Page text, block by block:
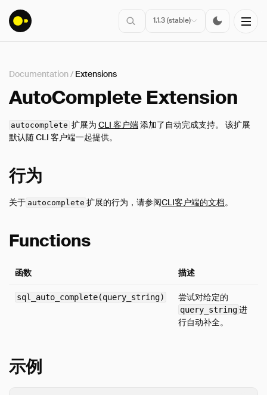
1.1.3 (stable)
安装
连接
客户端API
SQL
配置
概述
使用扩展
Documentation/ Extensions
AutoComplete Extension
autocomplete 扩展为 CLI 客户端添加了自动完成支持。 该扩展
默认随 CLI 客户端一起提供。
行为
关于 autocomplete 扩展的行为，请参阅CLI客户端的文档。
Functions
函数 描述
sql_auto_complete(query_string) 尝试对给定的
query_string进
行自动补全。
示例